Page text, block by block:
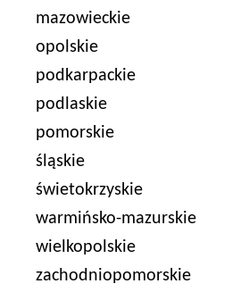
mazowieckie
opolskie
podkarpackie
podlaskie
pomorskie
śląskie
świetokrzyskie
warmińsko-mazurskie
wielkopolskie
zachodniopomorskie